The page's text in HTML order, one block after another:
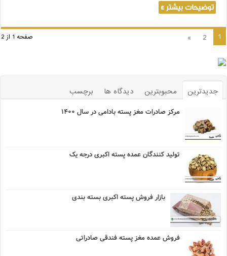
توضیحات بیشتر »
صفحه 1 از 2 1
2
»
جدیدترین محبوبترین دیدگاه ها برچسب
مرکز صادرات مغز پسته بادامی در سال ۱۴۰۰
تولید کنندگان عمده پسته اکبری درجه یک
بازار فروش پسته اکبری بسته بندی
فروش عمده مغز پسته فندقی صادراتی